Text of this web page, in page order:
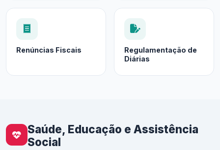
Renúncias Fiscais
Regulamentação de
Diárias
Saúde, Educação e Assistência
Social